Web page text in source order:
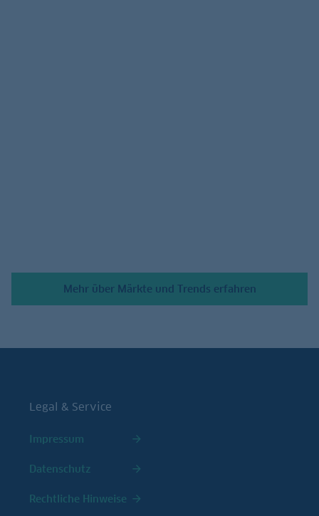
Mehr über Märkte und Trends erfahren
Legal & Service
Impressum
Datenschutz
Rechtliche Hinweise